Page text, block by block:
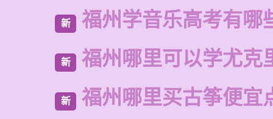
新 福州学音乐高考有哪
新 福州哪里可以学尤克
新 福州哪里买古筝便宜